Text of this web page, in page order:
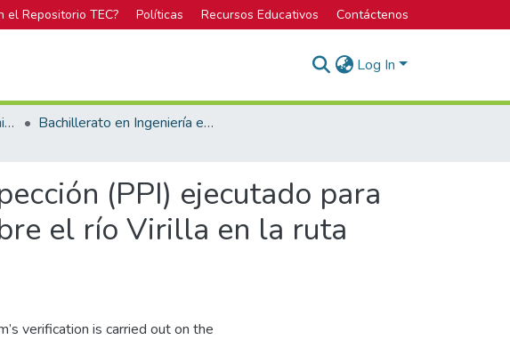
el Repositorio TEC? Políticas Recursos Educativos Contáctenos
Log In
Escuela de Ciencia e Ingeniería de los Materiales
Bachillerato en Ingeniería en Materiales
(PPI) ejecutado para
el río Virilla en la ruta
verification is carried out on the